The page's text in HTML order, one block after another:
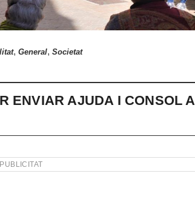
, General, Societat
ENVIAR AJUDA I CONSOL A
PUBLICITAT